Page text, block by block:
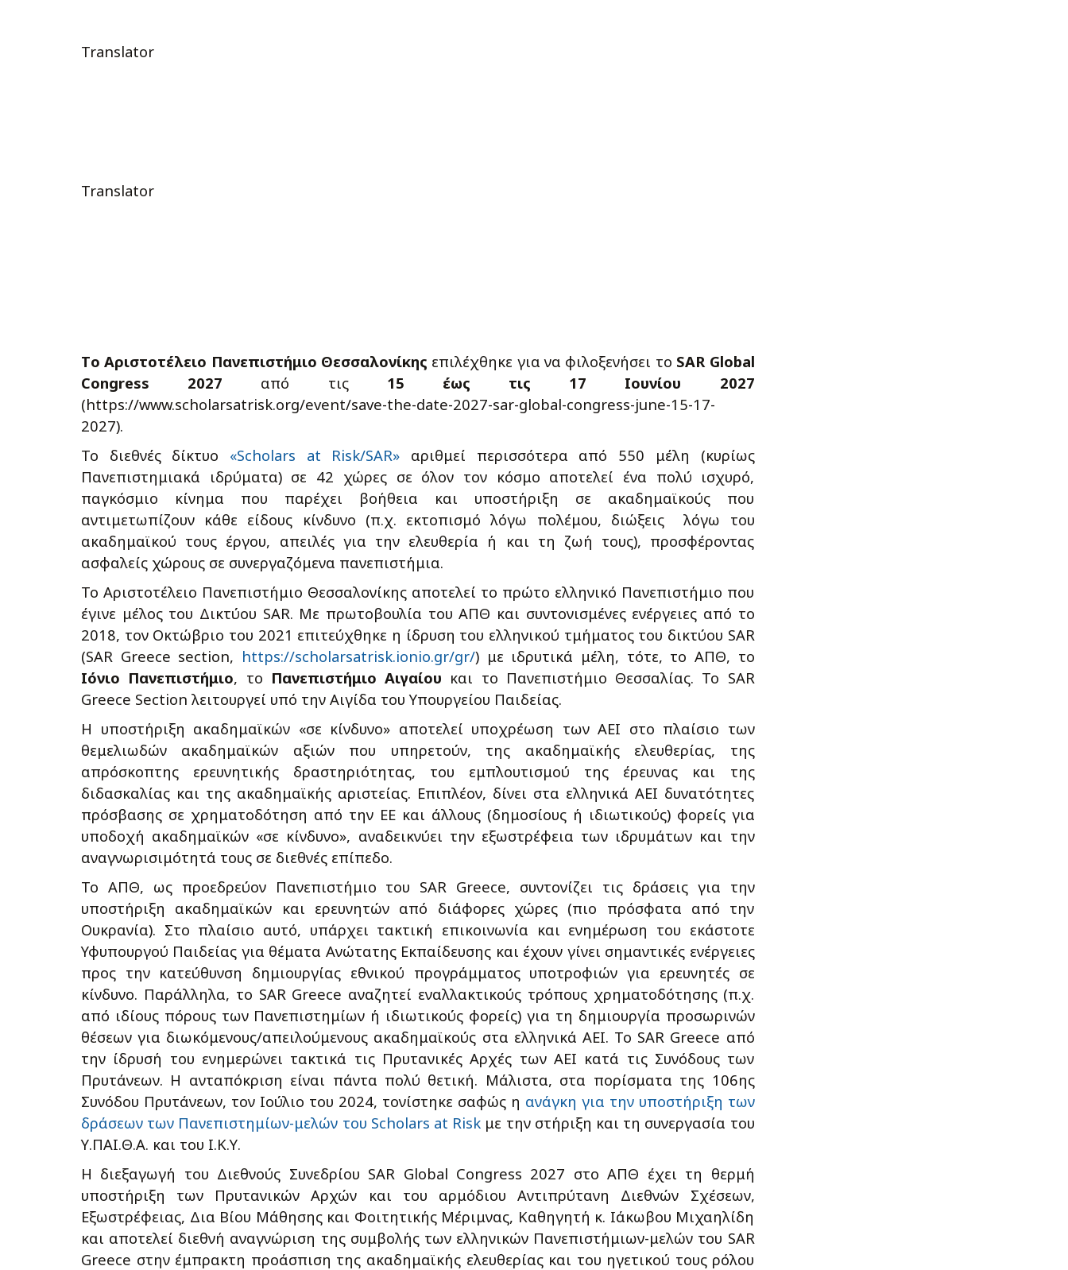
Translator
Translator
Tο Αριστοτέλειο Πανεπιστήμιο Θεσσαλονίκης επιλέχθηκε για να φιλοξενήσει το SAR Global
Congress 2027 από τις 15 έως τις 17 Ιουνίου 2027
(https://www.scholarsatrisk.org/event/save-the-date-2027-sar-global-congress-june-15-17-
2027).
Το διεθνές δίκτυο «Scholars at Risk/SAR» αριθμεί περισσότερα από 550 μέλη (κυρίως
Πανεπιστημιακά ιδρύματα) σε 42 χώρες σε όλον τον κόσμο αποτελεί ένα πολύ ισχυρό,
παγκόσμιο κίνημα που παρέχει βοήθεια και υποστήριξη σε ακαδημαϊκούς που
αντιμετωπίζουν κάθε είδους κίνδυνο (π.χ. εκτοπισμό λόγω πολέμου, διώξεις λόγω του
ακαδημαϊκού τους έργου, απειλές για την ελευθερία ή και τη ζωή τους), προσφέροντας
ασφαλείς χώρους σε συνεργαζόμενα πανεπιστήμια.
Το Αριστοτέλειο Πανεπιστήμιο Θεσσαλονίκης αποτελεί το πρώτο ελληνικό Πανεπιστήμιο που
έγινε μέλος του Δικτύου SAR. Με πρωτοβουλία του ΑΠΘ και συντονισμένες ενέργειες από το
2018, τον Οκτώβριο του 2021 επιτεύχθηκε η ίδρυση του ελληνικού τμήματος του δικτύου SAR
(SAR Greece section, https://scholarsatrisk.ionio.gr/gr/) με ιδρυτικά μέλη, τότε, το ΑΠΘ, το
Ιόνιο Πανεπιστήμιο, το Πανεπιστήμιο Αιγαίου και το Πανεπιστήμιο Θεσσαλίας. Το SAR
Greece Section λειτουργεί υπό την Αιγίδα του Υπουργείου Παιδείας.
Η υποστήριξη ακαδημαϊκών «σε κίνδυνο» αποτελεί υποχρέωση των ΑΕΙ στο πλαίσιο των
θεμελιωδών ακαδημαϊκών αξιών που υπηρετούν, της ακαδημαϊκής ελευθερίας, της
απρόσκοπτης ερευνητικής δραστηριότητας, του εμπλουτισμού της έρευνας και της
διδασκαλίας και της ακαδημαϊκής αριστείας. Επιπλέον, δίνει στα ελληνικά ΑΕΙ δυνατότητες
πρόσβασης σε χρηματοδότηση από την ΕΕ και άλλους (δημοσίους ή ιδιωτικούς) φορείς για
υποδοχή ακαδημαϊκών «σε κίνδυνο», αναδεικνύει την εξωστρέφεια των ιδρυμάτων και την
αναγνωρισιμότητά τους σε διεθνές επίπεδο.
Το ΑΠΘ, ως προεδρεύον Πανεπιστήμιο του SAR Greece, συντονίζει τις δράσεις για την
υποστήριξη ακαδημαϊκών και ερευνητών από διάφορες χώρες (πιο πρόσφατα από την
Ουκρανία). Στο πλαίσιο αυτό, υπάρχει τακτική επικοινωνία και ενημέρωση του εκάστοτε
Υφυπουργού Παιδείας για θέματα Ανώτατης Εκπαίδευσης και έχουν γίνει σημαντικές ενέργειες
προς την κατεύθυνση δημιουργίας εθνικού προγράμματος υποτροφιών για ερευνητές σε
κίνδυνο. Παράλληλα, το SAR Greece αναζητεί εναλλακτικούς τρόπους χρηματοδότησης (π.χ.
από ιδίους πόρους των Πανεπιστημίων ή ιδιωτικούς φορείς) για τη δημιουργία προσωρινών
θέσεων για διωκόμενους/απειλούμενους ακαδημαϊκούς στα ελληνικά ΑΕΙ. Το SAR Greece από
την ίδρυσή του ενημερώνει τακτικά τις Πρυτανικές Αρχές των ΑΕΙ κατά τις Συνόδους των
Πρυτάνεων. Η ανταπόκριση είναι πάντα πολύ θετική. Μάλιστα, στα πορίσματα της 106ης
Συνόδου Πρυτάνεων, τον Ιούλιο του 2024, τονίστηκε σαφώς η ανάγκη για την υποστήριξη των
δράσεων των Πανεπιστημίων-μελών του Scholars at Risk με την στήριξη και τη συνεργασία του
Υ.ΠΑΙ.Θ.Α. και του Ι.Κ.Υ.
Η διεξαγωγή του Διεθνούς Συνεδρίου SAR Global Congress 2027 στο ΑΠΘ έχει τη θερμή
υποστήριξη των Πρυτανικών Αρχών και του αρμόδιου Αντιπρύτανη Διεθνών Σχέσεων,
Εξωστρέφειας, Δια Βίου Μάθησης και Φοιτητικής Μέριμνας, Καθηγητή κ. Ιάκωβου Μιχαηλίδη
και αποτελεί διεθνή αναγνώριση της συμβολής των ελληνικών Πανεπιστήμιων-μελών του SAR
Greece στην έμπρακτη προάσπιση της ακαδημαϊκής ελευθερίας και του ηγετικού τους ρόλου